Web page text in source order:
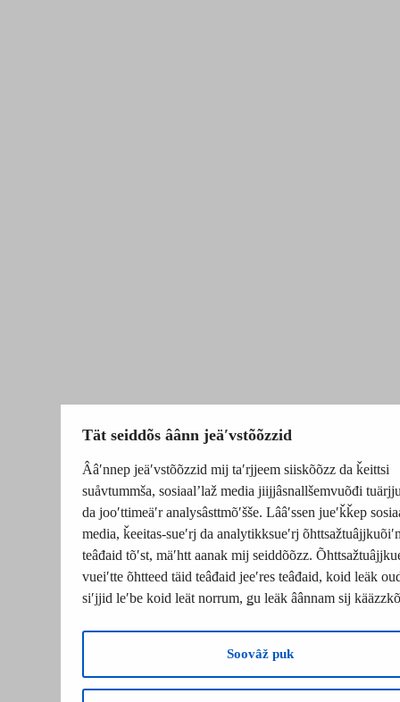
Tät seiddõs âânn jeäʹvstõõzzid
Ââʹnnep jeäʹvstõõzzid mij taʹrjjeem siiskõõzz da ǩeittsi
suåvtummša, sosiaalʼlaž media jiijjâsnallšemvuõđi
da jooʹttimeäʹr analysâsttmõʹšše. Lââʹssen jueʹǩǩep
media, ǩeeitas-sueʹrj da analytikksueʹrj
teâđaid tõʹst, mäʹhtt aanak mij seiddõõzz.
vueiʹtte õhtteed täid teâđaid jeeʹres teâđaid, koid leäk
siʹjjid leʹbe koid leät norrum, ǥu leäk âânnam sij
Soovâž puk